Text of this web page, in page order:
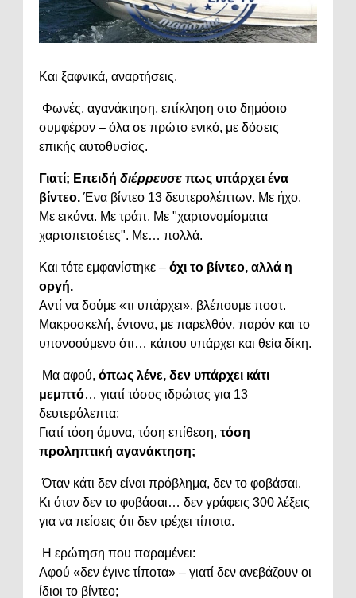
Και ξαφνικά, αναρτήσεις.
Φωνές, αγανάκτηση, επίκληση στο δημόσιο
συμφέρον – όλα σε πρώτο ενικό, με δόσεις
επικής αυτοθυσίας.
Γιατί; Επειδή διέρρευσε πως υπάρχει ένα
βίντεο. Ένα βίντεο 13 δευτερολέπτων. Με ήχο.
Με εικόνα. Με τράπ. Με "χαρτονομίσματα
χαρτοπετσέτες". Με… πολλά.
Και τότε εμφανίστηκε – όχι το βίντεο, αλλά η
οργή.
Αντί να δούμε «τι υπάρχει», βλέπουμε ποστ.
Μακροσκελή, έντονα, με παρελθόν, παρόν και το
υπονοούμενο ότι… κάπου υπάρχει και θεία δίκη.
Μα αφού, όπως λένε, δεν υπάρχει κάτι
μεμπτό… γιατί τόσος ιδρώτας για 13
δευτερόλεπτα;
Γιατί τόση άμυνα, τόση επίθεση, τόση
προληπτική αγανάκτηση;
Όταν κάτι δεν είναι πρόβλημα, δεν το φοβάσαι.
Κι όταν δεν το φοβάσαι… δεν γράφεις 300 λέξεις
για να πείσεις ότι δεν τρέχει τίποτα.
Η ερώτηση που παραμένει:
Αφού «δεν έγινε τίποτα» – γιατί δεν ανεβάζουν οι
ίδιοι το βίντεο;